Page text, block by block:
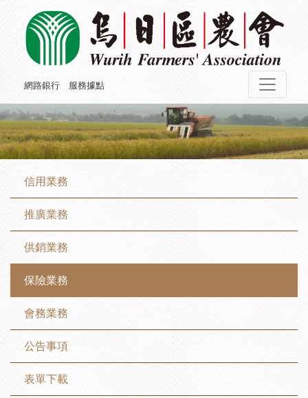
網路銀行 服務據點
信用業務
推廣業務
供銷業務
保險業務
會務業務
公告事項
表單下載